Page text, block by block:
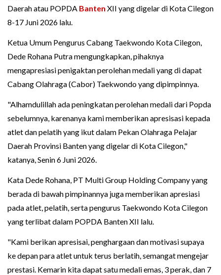
Daerah atau POPDA Banten XII yang digelar di Kota Cilegon
8-17 Juni 2026 lalu.
Ketua Umum Pengurus Cabang Taekwondo Kota Cilegon,
Dede Rohana Putra mengungkapkan, pihaknya
mengapresiasi penigaktan perolehan medali yang di dapat
Cabang Olahraga (Cabor) Taekwondo yang dipimpinnya.
"Alhamdulillah ada peningkatan perolehan medali dari Popda
sebelumnya, karenanya kami memberikan apresisasi kepada
atlet dan pelatih yang ikut dalam Pekan Olahraga Pelajar
Daerah Provinsi Banten yang digelar di Kota Cilegon,"
katanya, Senin 6 Juni 2026.
Kata Dede Rohana, PT Multi Group Holding Company yang
berada di bawah pimpinannya juga memberikan apresiasi
pada atlet, pelatih, serta pengurus Taekwondo Kota Cilegon
yang terlibat dalam POPDA Banten XII lalu.
"Kami berikan apresisai, penghargaan dan motivasi supaya
ke depan para atlet untuk terus berlatih, semangat mengejar
prestasi. Kemarin kita dapat satu medali emas, 3 perak, dan 7